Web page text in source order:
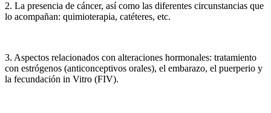
2. La presencia de cáncer, así como las diferentes circunstancias que
lo acompañan: quimioterapia, catéteres, etc.
3. Aspectos relacionados con alteraciones hormonales: tratamiento
con estrógenos (anticonceptivos orales), el embarazo, el puerperio y
la fecundación in Vitro (FIV).